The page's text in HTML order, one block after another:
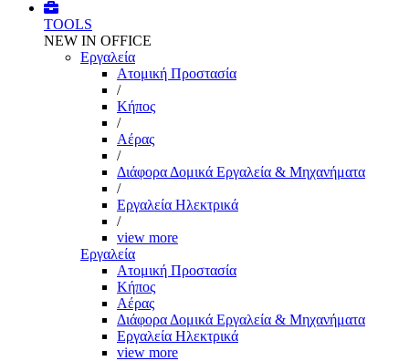
TOOLS
NEW IN OFFICE
Εργαλεία
Aτομική Προστασία
/
Kήπος
/
Αέρας
/
Διάφορα Δομικά Εργαλεία & Μηχανήματα
/
Εργαλεία Ηλεκτρικά
/
view more
Εργαλεία
Aτομική Προστασία
Kήπος
Αέρας
Διάφορα Δομικά Εργαλεία & Μηχανήματα
Εργαλεία Ηλεκτρικά
view more